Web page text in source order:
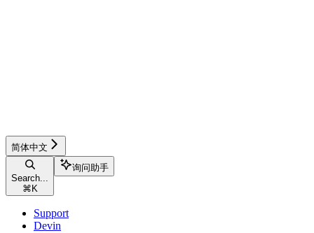
简体中文
Search...
⌘ K
询问助手
Support
Devin